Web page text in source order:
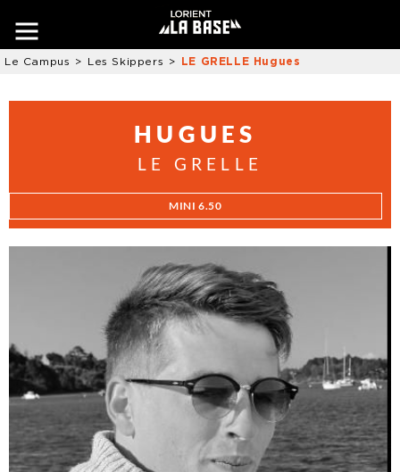
Le Campus Les Skippers LE GRELLE Hugues
HUGUES
LE GRELLE
MINI 6.50